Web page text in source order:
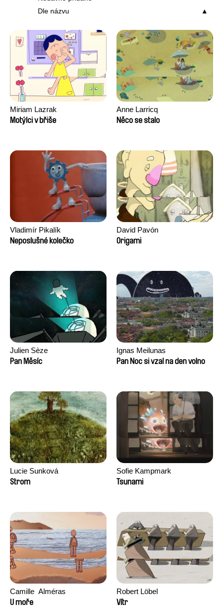
Dle názvu
Miriam Lazrak
Motýlci v břiše
Anne Larricq
Něco se stalo
Vladimír Pikalík
Neposlušné kolečko
David Pavón
Origami
Julien Sèze
Pan Měsíc
Ignas Meilunas
Pan Noc si vzal na den volno
Lucie Sunková
Strom
Sofie Kampmark
Tsunami
Camille​ ​ ​Alméras
U moře
Robert Löbel
Vítr